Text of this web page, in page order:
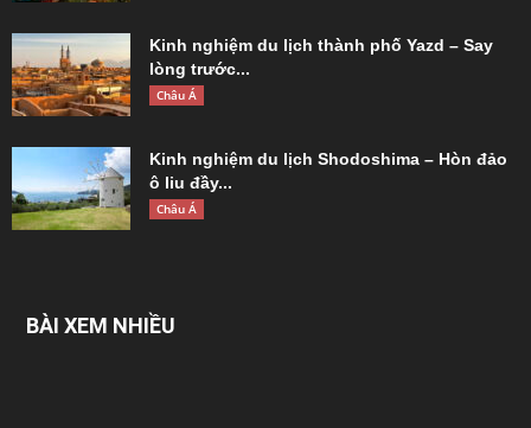
Kinh nghiệm du lịch thành phố Yazd – Say
lòng trước...
Châu Á
Kinh nghiệm du lịch Shodoshima – Hòn đảo
ô liu đầy...
Châu Á
BÀI XEM NHIỀU